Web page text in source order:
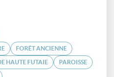
FORÊT ANCIENNE
HAUTE FUTAIE PAROISSE